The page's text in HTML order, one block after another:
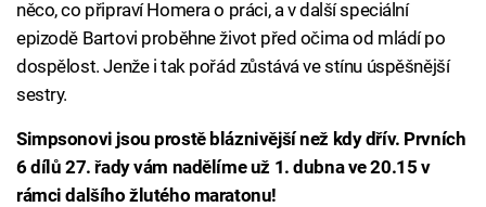
něco, co připraví Homera o práci, a v další speciální
epizodě Bartovi proběhne život před očima od mládí po
dospělost. Jenže i tak pořád zůstává ve stínu úspěšnější
sestry.
Simpsonovi jsou prostě bláznivější než kdy dřív. Prvních
6 dílů 27. řady vám nadělíme už 1. dubna ve 20.15 v
rámci dalšího žlutého maratonu!